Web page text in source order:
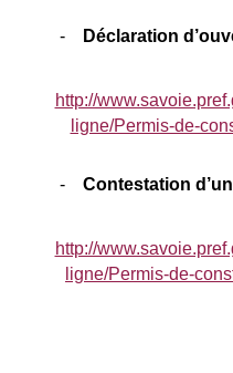
Déclaration
http://
ligne/Permis-de-
Contestation
http://
ligne/Permis-de-